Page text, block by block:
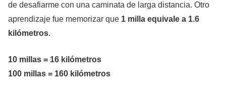
de desafiarme con una caminata de larga distancia. Otro
aprendizaje fue memorizar que 1 milla equivale a 1.6
kilómetros.
10 millas = 16 kilómetros
100 millas = 160 kilómetros